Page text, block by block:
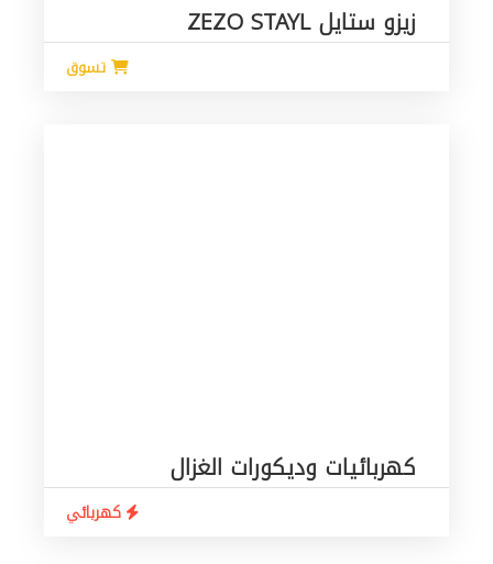
زيزو ستايل ZEZO STAYL
تسوق
كهربائيات وديكورات الغزال
كهربائي